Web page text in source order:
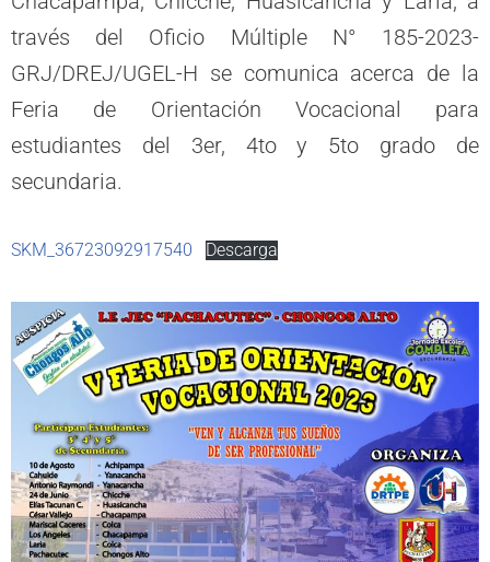
través del Oficio Múltiple N° 185-2023-
GRJ/DREJ/UGEL-H se comunica acerca de la
Feria de Orientación Vocacional para
estudiantes del 3er, 4to y 5to grado de
secundaria.
SKM_36723092917540 Descarga